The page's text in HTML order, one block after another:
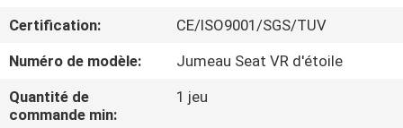
À
PROPOS
DE
Certification:
CE/ISO9001/SGS/TUV
Numéro de modèle:
Jumeau Seat VR d'étoile
Quantité de
commande min:
1 jeu